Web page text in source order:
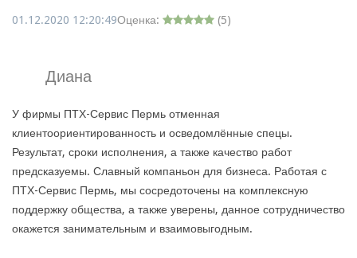
01.12.2020 12:20:49Оценка: (5)
Диана
У фирмы ПТХ-Сервис Пермь отменная
клиентоориентированность и осведомлённые спецы.
Результат, сроки исполнения, а также качество работ
предсказуемы. Славный компаньон для бизнеса. Работая с
ПТХ-Сервис Пермь, мы сосредоточены на комплексную
поддержку общества, а также уверены, данное сотрудничество
окажется занимательным и взаимовыгодным.